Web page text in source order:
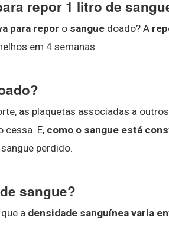
repor 1 litro de
para repor o sangue doado? A
em 4 semanas.
as plaquetas associadas a
cessa. E, como o sangue está
perdido.
sangue?
a densidade sanguínea varia